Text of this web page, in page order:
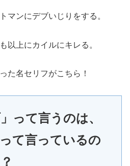
マンにデブいじりをする。
以上にカイルにキレる。
た名セリフがこちら！
って言うのは、
って言っているの